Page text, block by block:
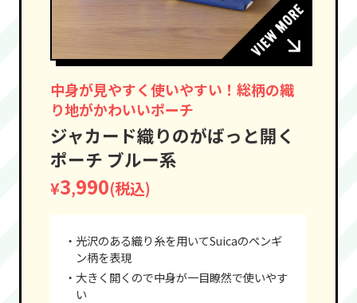
中身が見やすく使いやすい！総柄の織
り地がかわいいポーチ
ジャカード織りのがばっと開く
ポーチ ブルー系
¥3,990(税込)
・光沢のある織り糸を用いてSuicaのペンギ
ン柄を表現
・大きく開くので中身が一目瞭然で使いやす
い